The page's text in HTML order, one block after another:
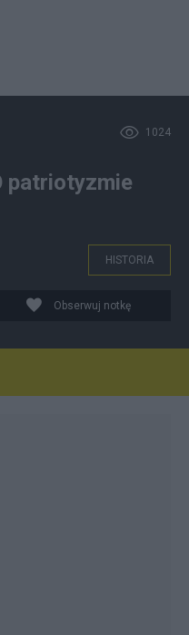
1024
patriotyzmie
HISTORIA
Obserwuj notkę